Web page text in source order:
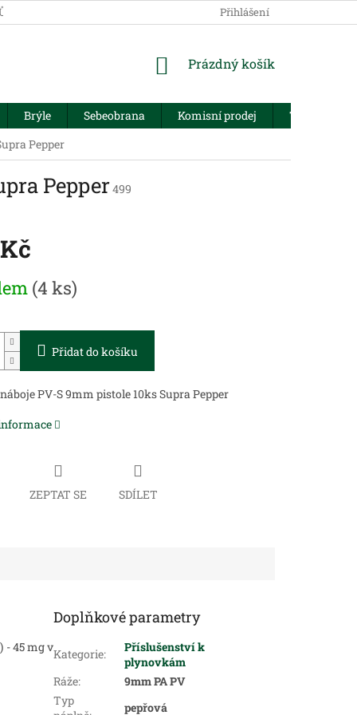
Přihlášení
NÁKUPNÍ
Prázdný košík
Brýle Sebeobrana Komisní prodej
Trezory
Pepper
Pepper499
(4 ks)
Přidat do košíku
PV-S 9mm pistole 10ks Supra Pepper
ZEPTAT SE SDÍLET
- 45 mg v
Doplňkové parametry
Kategorie:
Příslušenství k
plynovkám
Ráže:
9mm PA PV
Typ
pepřová